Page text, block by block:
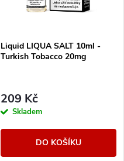
Liquid LIQUA SALT 10ml -
Turkish Tobacco 20mg
209 Kč
Skladem
DO KOŠÍKU